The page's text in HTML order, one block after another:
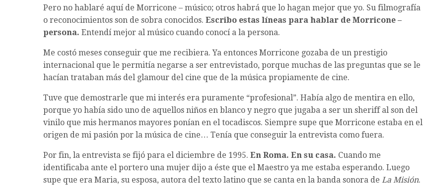
Pero no hablaré aquí de Morricone – músico; otros habrá que lo hagan mejor que yo. Su filmografía
o reconocimientos son de sobra conocidos. Escribo estas líneas para hablar de Morricone –
persona. Entendí mejor al músico cuando conocí a la persona.
Me costó meses conseguir que me recibiera. Ya entonces Morricone gozaba de un prestigio
internacional que le permitía negarse a ser entrevistado, porque muchas de las preguntas que se le
hacían trataban más del glamour del cine que de la música propiamente de cine.
Tuve que demostrarle que mi interés era puramente “profesional”. Había algo de mentira en ello,
porque yo había sido uno de aquellos niños en blanco y negro que jugaba a ser un sheriff al son del
vinilo que mis hermanos mayores ponían en el tocadiscos. Siempre supe que Morricone estaba en el
origen de mi pasión por la música de cine… Tenía que conseguir la entrevista como fuera.
Por fin, la entrevista se fijó para el diciembre de 1995. En Roma. En su casa. Cuando me
identificaba ante el portero una mujer dijo a éste que el Maestro ya me estaba esperando. Luego
supe que era Maria, su esposa, autora del texto latino que se canta en la banda sonora de La Misión.